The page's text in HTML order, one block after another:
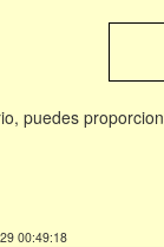
puedes
00:49:18